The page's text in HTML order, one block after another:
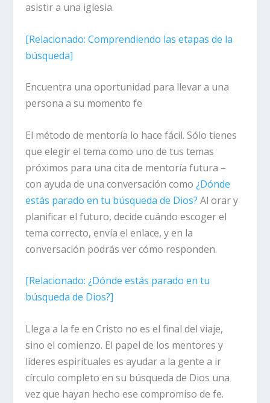
asistir a una iglesia.
[Relacionado:Comprendiendo las etapas de la
búsqueda]
Encuentra una oportunidad para llevar a una
persona a su momento fe
El método de mentoría lo hace fácil. Sólo tienes
que elegir el tema como uno de tus temas
próximos para una cita de mentoría futura –
con ayuda de una conversación como¿Dónde
estás parado en tu búsqueda de Dios? Al orar y
planificar el futuro, decide cuándo escoger el
tema correcto, envía el enlace, y en la
conversación podrás ver cómo responden.
[Relacionado:¿Dónde estás parado en tu
búsqueda de Dios?]
Llega a la fe en Cristo no es el final del viaje,
sino el comienzo. El papel de los mentores y
líderes espirituales es ayudar a la gente a ir
círculo completo en su búsqueda de Dios una
vez que hayan hecho ese compromiso de fe.